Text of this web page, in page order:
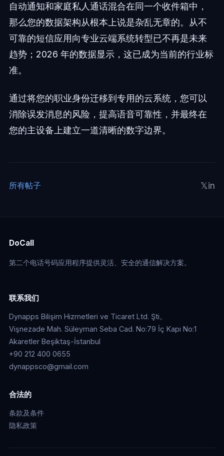
自动通知和家庭私人通话混合在同一个收件箱中，
那么您的数据架构从根本上说是杂乱无章的。从不
可靠的短信应用向专业云端系统转型已不再是未来
趋势；2026 年的数据显示，这已成为当前的行业标
准。
通过将您的职业身份迁移到专用的云系统，您可以
消除误发消息的风险，提高语音可靠性，并最终在
您的主设备上建立一道清晰的数字边界。
所有帖子 𝕏in
DoCall
第二个电话号码应用程序提供灵活、安全的通信解决方案。
联系我们
Dynapps Bilişim Hizmetleri ve Ticaret Ltd. Şti。
Vişnezade Mah. Süleyman Seba Cad. No:79 İç Kapı No:1
Akaretler Beşiktaş-İstanbul
+90 212 400 0655
dynappsco@gmail.com
合法的
条款及条件
隐私政策